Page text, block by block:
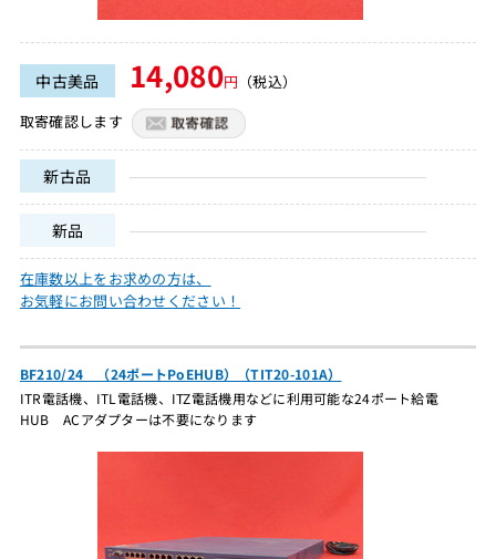
中古美品 14,080円 （税込）
取寄確認します
新古品
新品
在庫数以上をお求めの方は、
お気軽にお問い合わせください！
BF210/24 （24ポートPoEHUB）（TIT20-101A）
ITR電話機、ITL電話機、ITZ電話機用などに利用可能な24ポート給電
HUB ACアダプターは不要になります